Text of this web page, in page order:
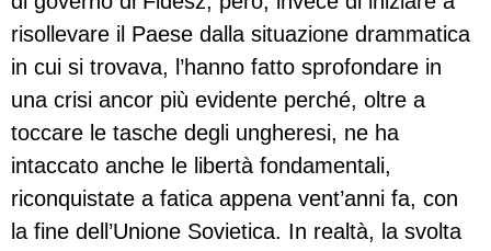
risollevare il Paese dalla situazione drammatica
in cui si trovava, l’hanno fatto sprofondare in
una crisi ancor più evidente perché, oltre a
toccare le tasche degli ungheresi, ne ha
intaccato anche le libertà fondamentali,
riconquistate a fatica appena vent’anni fa, con
la fine dell’Unione Sovietica. In realtà, la svolta